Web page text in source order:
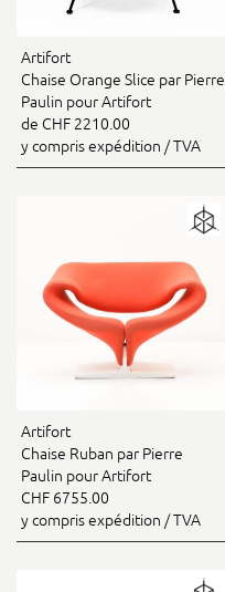
Artifort
Chaise Orange Slice par Pierre
Paulin pour Artifort
de CHF 2210.00
y compris expédition / TVA
Artifort
Chaise Ruban par Pierre
Paulin pour Artifort
CHF 6755.00
y compris expédition / TVA